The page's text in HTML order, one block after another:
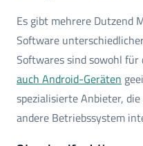
Es gibt mehrere Dutzend
Software
Softwares sind sowohl für
auch Android-Geräten
spezialisierte Anbieter,
andere Betriebssystem